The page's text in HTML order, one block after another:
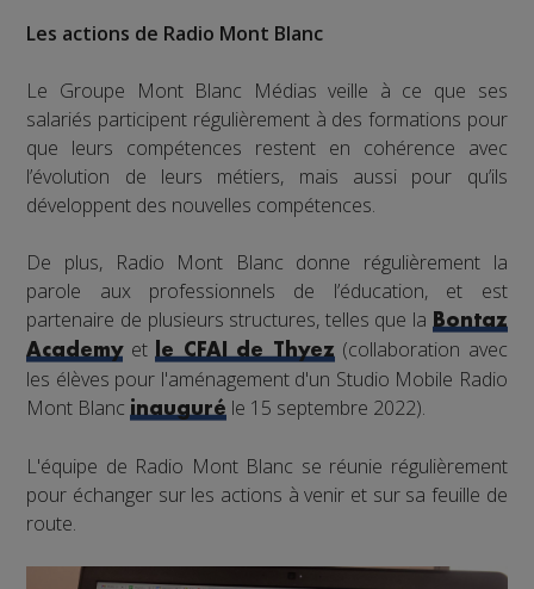
Les actions de Radio Mont Blanc
Le Groupe Mont Blanc Médias veille à ce que ses
salariés participent régulièrement à des formations pour
que leurs compétences restent en cohérence avec
l’évolution de leurs métiers, mais aussi pour qu’ils
développent des nouvelles compétences.
De plus, Radio Mont Blanc donne régulièrement la
parole aux professionnels de l’éducation, et est
partenaire de plusieurs structures, telles que la
Bontaz
Academyet le CFAI de Thyez(collaboration avec
les élèves pour l'aménagement d'un Studio Mobile Radio
Mont Blancinauguré le 15 septembre 2022).
L'équipe de Radio Mont Blanc se réunie régulièrement
pour échanger sur les actions à venir et sur sa feuille de
route.